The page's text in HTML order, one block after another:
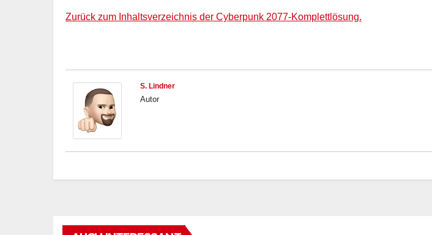
Zurück zum Inhaltsverzeichnis der Cyberpunk 2077-Komplettlösung.
S. Lindner
Autor